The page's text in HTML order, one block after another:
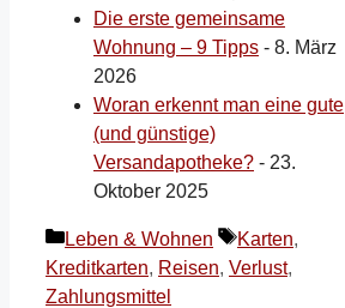
Die erste gemeinsame
Wohnung – 9 Tipps - 8. März
2026
Woran erkennt man eine gute
(und günstige)
Versandapotheke? - 23.
Oktober 2025
Kategorien
Leben & Wohnen Schlagwörter
Karten,
Kreditkarten, Reisen, Verlust,
Zahlungsmittel